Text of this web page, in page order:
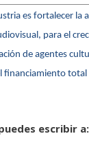
es fortalecer la
para el
de agentes
financiamiento total
escribir a: